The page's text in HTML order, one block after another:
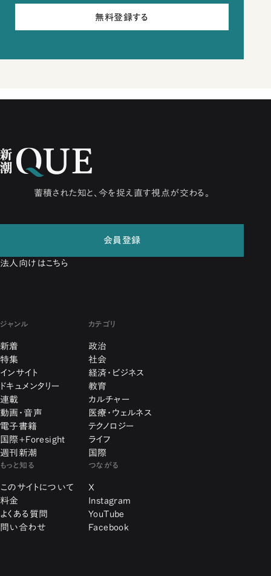
無料登録する
蓄積された知と、今を捉え直す視点が交わる。
会員登録
法人向けはこちら
ジャンル
新着
特集
インサイト
ドキュメンタリー
連載
動画・音声
電子書籍
国際+Foresight
週刊新潮
カテゴリ
政治
社会
経済・ビジネス
教育
カルチャー
医療・ウェルネス
テクノロジー
ライフ
国際
もっと知る
このサイトについて
料金
よくある質問
問い合わせ
つながる
X
Instagram
YouTube
Facebook